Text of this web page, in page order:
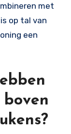
met
op tal van
een
boven